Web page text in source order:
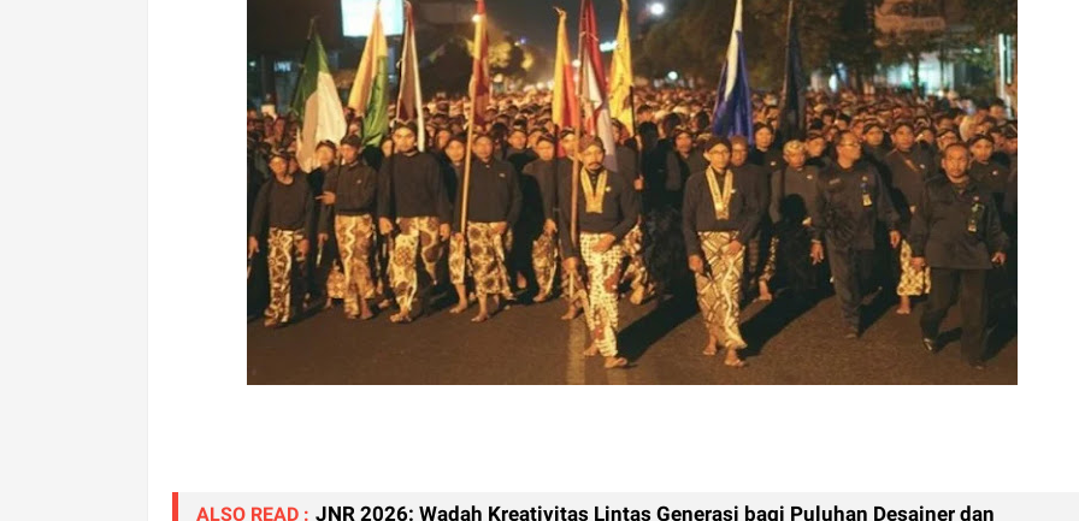
ALSO READ : JNR 2026: Wadah Kreativitas Lintas Generasi bagi Puluhan Desainer dan